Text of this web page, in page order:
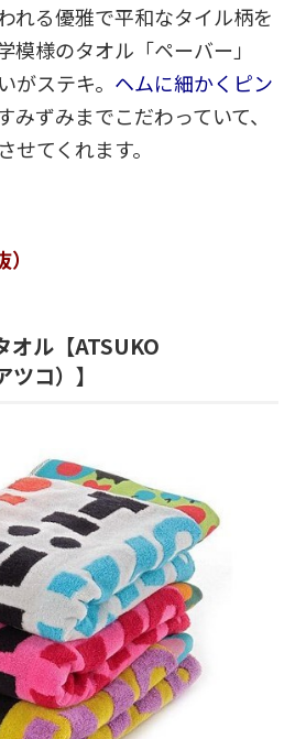
れる優雅で平和なタイル柄を
模様のタオル「ペーバー」
がステキ。 ヘムに細かくピン
みずみまでこだわっていて、
てくれます。
オル【ATSUKO
コ）】